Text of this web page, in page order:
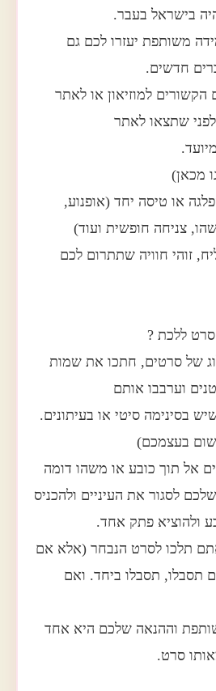
בישראל בעבר.
משותפת יעזרו לכם גם
חדשים.
הקשורים למוזיאון או לאתר
שתצאו לאתר
מכאן)
או טיסה יחד (אופנוע,
צניחה חופשית ועוד)
זוהי חוויה שתתרום לכם
ללכת ?
של סרטים, חתכו את שמות
וערבבו אותם
בסינימה סיטי או בעיתונים.
בעצמכם)
אל תוך כובע או משהו דומה
לסגור את העיניים ולהכניס
ולהוציא פתק אחד.
תלכו לסרט הנבחר (אלא אם
תסבלו, תסבלו ביחד. ואם
וההנאה שלכם היא אחד
סרט.